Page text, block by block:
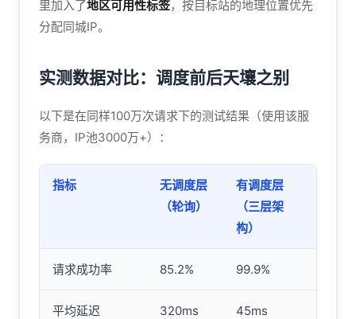
里加入了地区可用性标签，按目标站的地理位置优先
分配同城IP。
实测数据对比：调度前后天壤之别
以下是在同样100万次请求下的测试结果（使用该服
务商，IP池3000万+）：
指标
无调度层
（轮询）
有调度层
（三层架
构）
请求成功率 85.2% 99.9%
平均延迟 320ms 45ms